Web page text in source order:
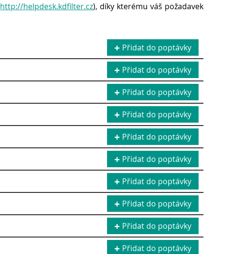
http://helpdesk.kdfilter.cz), díky kterému váš požadavek
Přidat do poptávky
Přidat do poptávky
Přidat do poptávky
Přidat do poptávky
Přidat do poptávky
Přidat do poptávky
Přidat do poptávky
Přidat do poptávky
Přidat do poptávky
Přidat do poptávky